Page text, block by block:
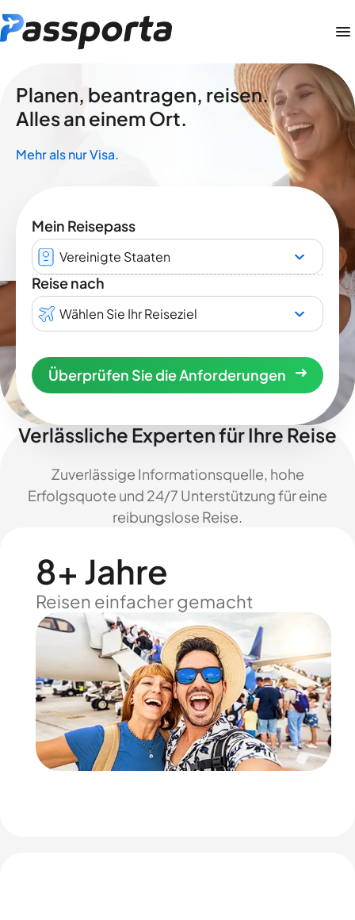
Planen, beantragen, reisen.
Alles an einem Ort.
Mehr als nur Visa.
Mein Reisepass
Vereinigte Staaten
Reise nach
Wählen Sie Ihr Reiseziel
Überprüfen Sie die Anforderungen
Verlässliche Experten für Ihre Reise
Zuverlässige Informationsquelle, hohe
Erfolgsquote und 24/7 Unterstützung für eine
reibungslose Reise.
8+ Jahre
Reisen einfacher gemacht